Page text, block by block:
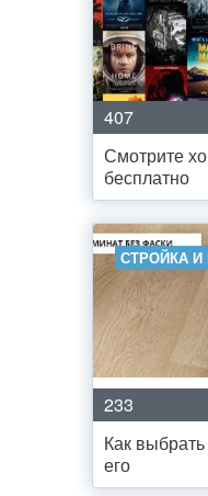
407
Смотрите
бесплатно
СТРОЙКА
233
Как
его